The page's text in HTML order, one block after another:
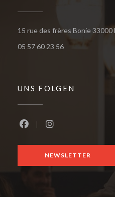
15 rue des frères Bonie 33000
05 57 60 23 56
UNS FOLGEN
NEWSLETTER